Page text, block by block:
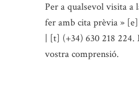
Per a qualsevol visita a
fer amb cita prèvia » [e]
| [t] (+34) 630 218
vostra comprensió.